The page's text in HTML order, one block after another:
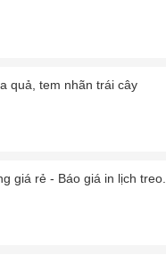
quả, tem nhãn trái cây
giá rẻ - Báo giá in lịch treo...